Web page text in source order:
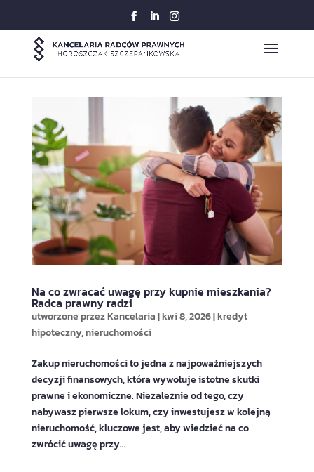
Na co zwracać uwagę przy kupnie mieszkania?
Radca prawny radzi
utworzone przezKancelaria|kwi 8, 2026|kredyt
hipoteczny,nieruchomości
Zakup nieruchomości to jedna z najpoważniejszych
decyzji finansowych, która wywołuje istotne skutki
prawne i ekonomiczne. Niezależnie od tego, czy
nabywasz pierwsze lokum, czy inwestujesz w kolejną
nieruchomość, kluczowe jest, aby wiedzieć na co
zwrócić uwagę przy...